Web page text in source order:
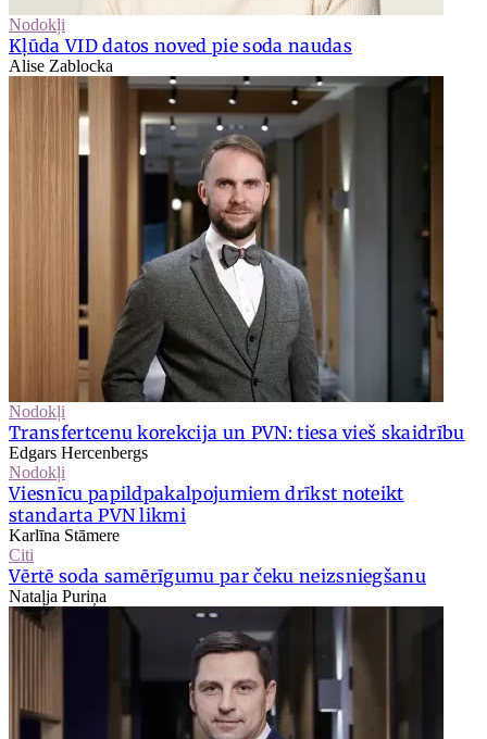
Nodokļi
Kļūda VID datos noved pie soda naudas
Alise Zablocka
Nodokļi
Transfertcenu korekcija un PVN: tiesa vieš skaidrību
Edgars Hercenbergs
Nodokļi
Viesnīcu papildpakalpojumiem drīkst noteikt
standarta PVN likmi
Karlīna Stāmere
Citi
Vērtē soda samērīgumu par čeku neizsniegšanu
Nataļja Puriņa